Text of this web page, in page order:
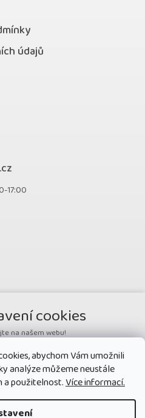
abychom Vám umožnili
analýze můžeme neustále
a použitelnost.Více informací.
údajů
17:00
cookies
na našem webu!
a související technologie, aby
potřebám a vy na webu nalezli
cookies používané na našem webu
totožnosti uživatelů stránek.
cookies